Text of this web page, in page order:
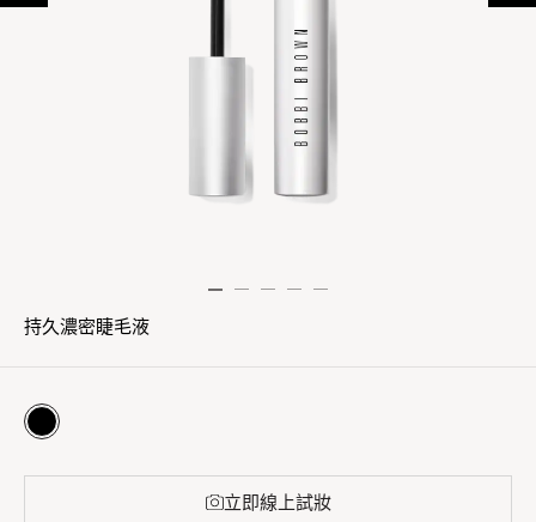
持久濃密睫毛液
立即線上試妝